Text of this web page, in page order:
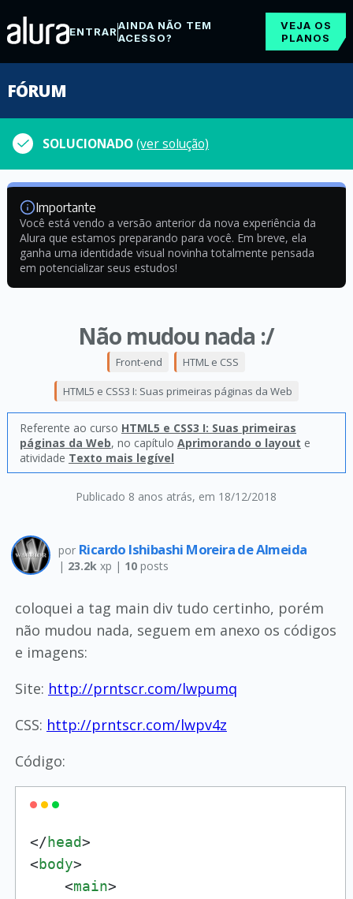
ENTRARAINDA NÃO TEM
ACESSO?
VEJA OS
PLANOS
FÓRUM
SOLUCIONADO(ver solução)
Importante
Você está vendo a versão anterior da nova experiência da
Alura que estamos preparando para você. Em breve, ela
ganha uma identidade visual novinha totalmente pensada
em potencializar seus estudos!
Não mudou nada :/
Publicado 8 anos atrás, em 18/12/2018
Front-end HTML e CSS
HTML5 e CSS3 I: Suas primeiras páginas da Web
Referente ao curso HTML5 e CSS3 I: Suas primeiras
páginas da Web, no capítulo Aprimorando o layout e
atividade Texto mais legível
por Ricardo Ishibashi Moreira de Almeida
| 23.2kxp | 10posts
coloquei a tag main div tudo certinho, porém
não mudou nada, seguem em anexo os códigos
e imagens:
Site: http://prntscr.com/lwpumq
CSS: http://prntscr.com/lwpv4z
Código:
</head>
<body>
<main>